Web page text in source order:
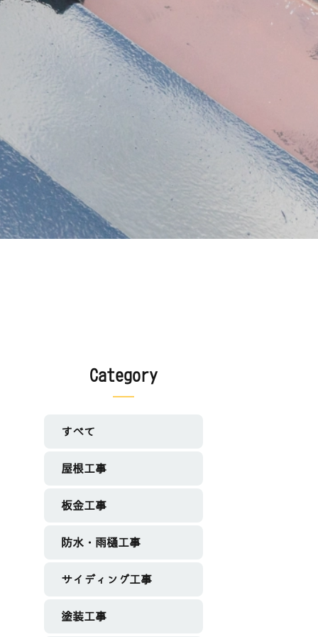
Category
すべて
屋根工事
板金工事
防水・雨樋工事
サイディング工事
塗装工事